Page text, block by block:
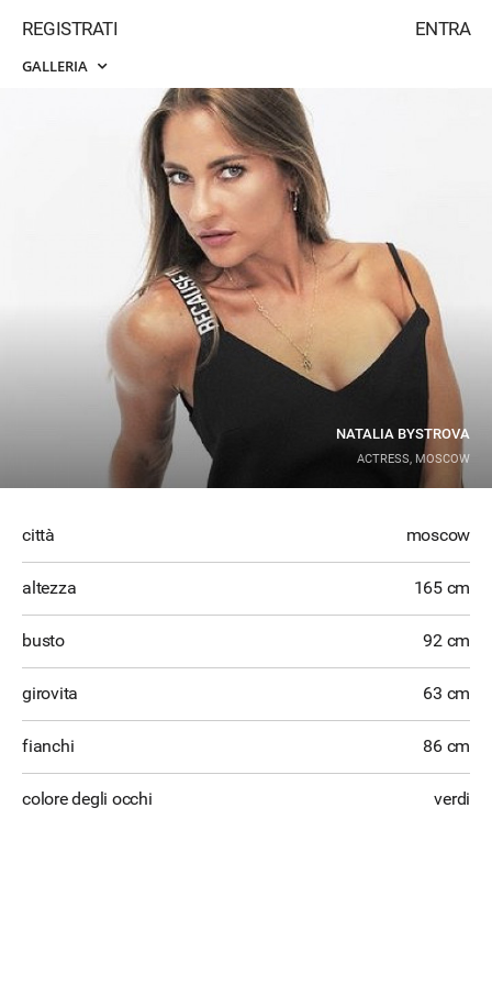
ENTRA
REGISTRATI
GALLERIA
NATALIA BYSTROVA
ACTRESS, MOSCOW
città moscow
altezza 165 cm
busto 92 cm
girovita 63 cm
fianchi 86 cm
colore degli occhi verdi